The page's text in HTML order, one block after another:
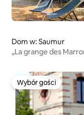
Dom w: Saumur
„La grange des
Wybór gości
Wybór gości